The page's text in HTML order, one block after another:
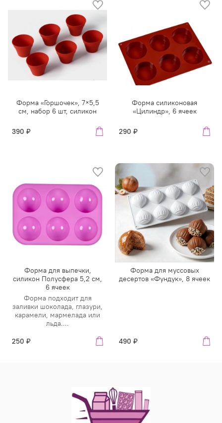
Форма «Горшочек», 7×5,5
см, набор 6 шт, силикон
390 ₽
Форма силиконовая
«Цилиндр», 6 ячеек
290 ₽
Форма для выпечки,
силикон Полусфера 5,2 см,
6 ячеек
Форма подходит для
заливки шоколада, глазури,
карамели, мармелада или
льда....
250 ₽
Форма для муссовых
десертов «Фундук», 8 ячеек
490 ₽